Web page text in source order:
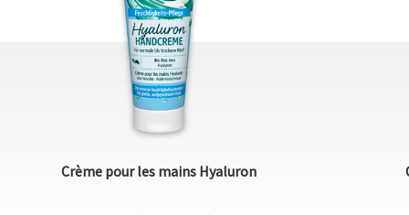
Crème pour les mains Hyaluron